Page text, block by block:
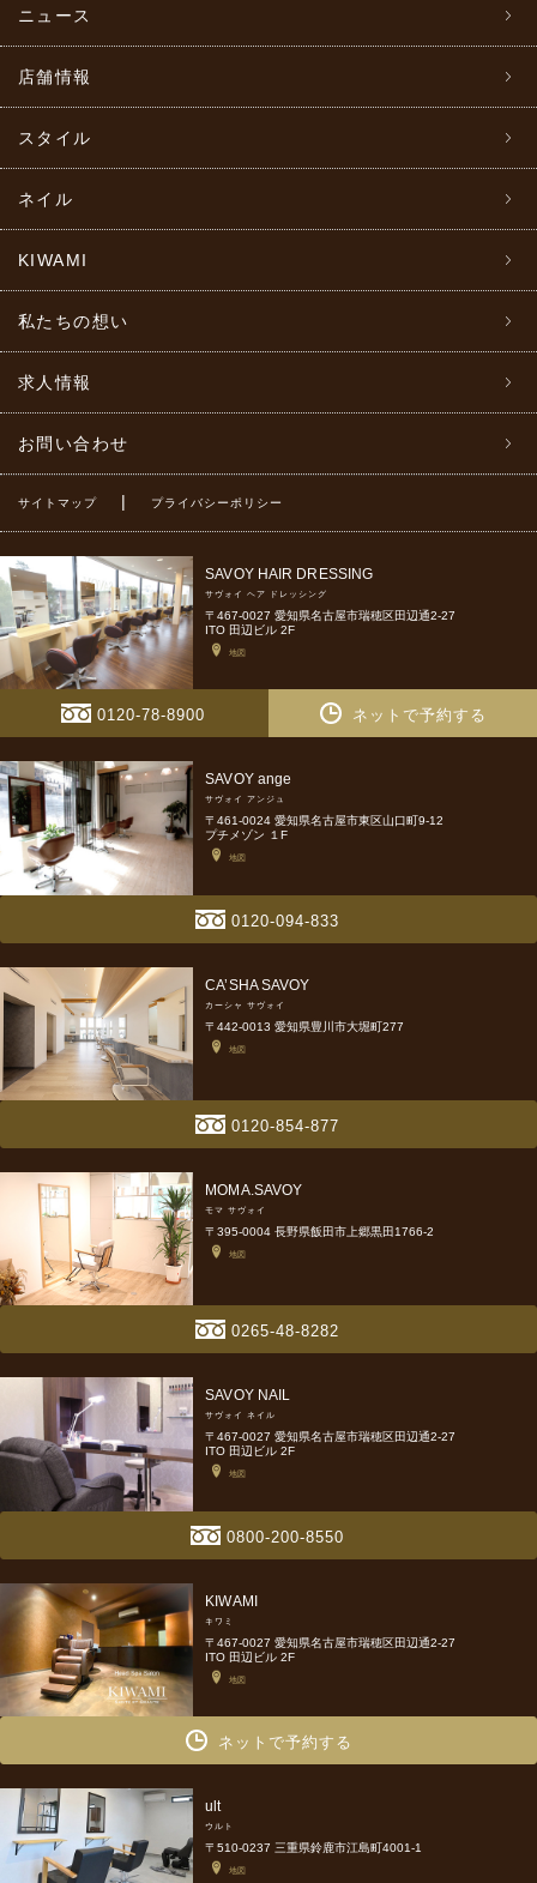
ニュース
店舗情報
スタイル
ネイル
KIWAMI
私たちの想い
求人情報
お問い合わせ
サイトマップ | プライバシーポリシー
SAVOY HAIR DRESSING
サヴォイ ヘア ドレッシング
〒467-0027 愛知県名古屋市瑞穂区田辺通2-27
ITO 田辺ビル 2F
地図
0120-78-8900 ネットで予約する
SAVOY ange
サヴォイ アンジュ
〒461-0024 愛知県名古屋市東区山口町9-12
プチメゾン １F
地図
0120-094-833
CA’SHA SAVOY
カーシャ サヴォイ
〒442-0013 愛知県豊川市大堀町277
地図
0120-854-877
MOMA.SAVOY
モマ サヴォイ
〒395-0004 長野県飯田市上郷黒田1766-2
地図
0265-48-8282
SAVOY NAIL
サヴォイ ネイル
〒467-0027 愛知県名古屋市瑞穂区田辺通2-27
ITO 田辺ビル 2F
地図
0800-200-8550
KIWAMI
キワミ
〒467-0027 愛知県名古屋市瑞穂区田辺通2-27
ITO 田辺ビル 2F
地図
ネットで予約する
ult
ウルト
〒510-0237 三重県鈴鹿市江島町4001-1
地図